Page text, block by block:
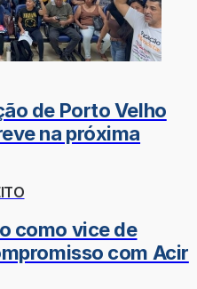
de Porto Velho
na próxima
como vice de
com Acir